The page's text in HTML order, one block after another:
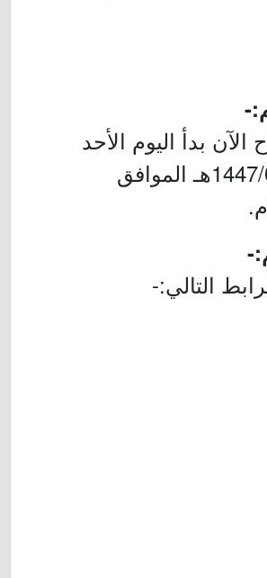
الآن بدأ اليوم الأحد
بتاريخ 1447/01/11هـ الموافق
التالي:-